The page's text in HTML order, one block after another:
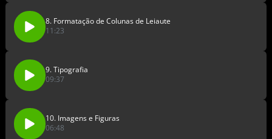
8. Formatação de Colunas de Leiaute
11:23
9. Tipografia
09:37
10. Imagens e Figuras
06:48